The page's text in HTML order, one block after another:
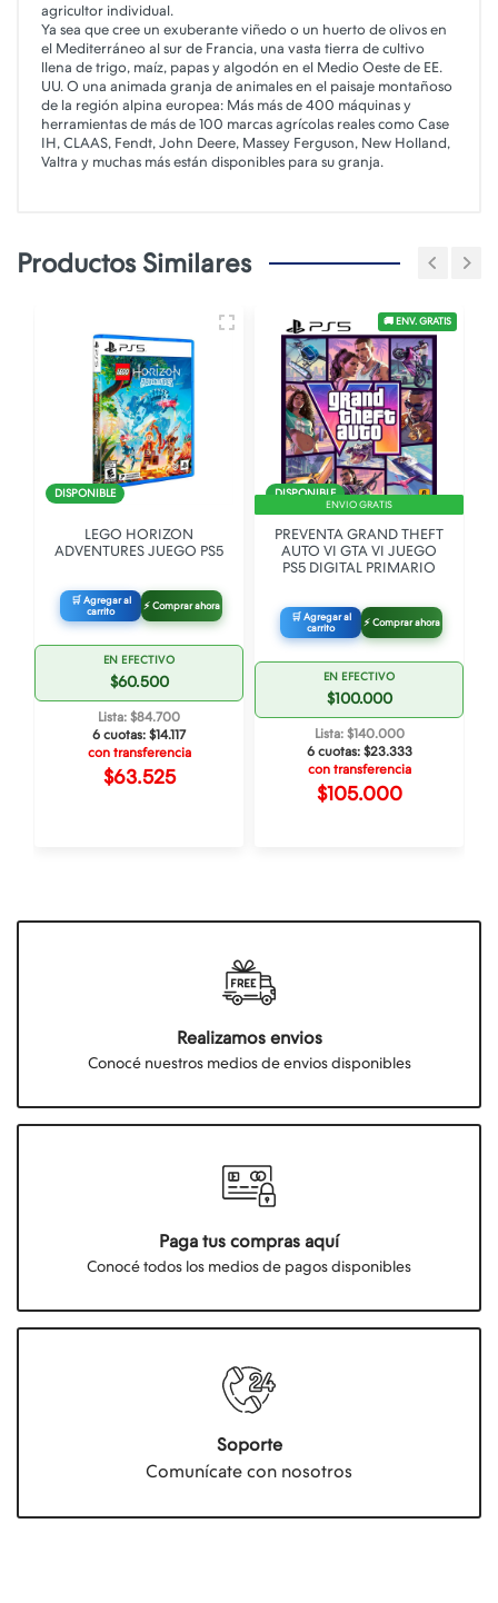
agricultor individual.
Ya sea que cree un exuberante viñedo o un huerto de olivos en
el Mediterráneo al sur de Francia, una vasta tierra de cultivo
llena de trigo, maíz, papas y algodón en el Medio Oeste de EE.
UU. O una animada granja de animales en el paisaje montañoso
de la región alpina europea: Más más de 400 máquinas y
herramientas de más de 100 marcas agrícolas reales como Case
IH, CLAAS, Fendt, John Deere, Massey Ferguson, New Holland,
Valtra y muchas más están disponibles para su granja.
Productos Similares
DISPONIBLE
LEGO HORIZON
ADVENTURES JUEGO PS5
🛒 Agregar al
carrito
⚡ Comprar ahora
EN EFECTIVO
$60.500
Lista: $84.700
6 cuotas: $14.117
con transferencia
$63.525
DISPONIBLE
ENVIO GRATIS
🚚 ENV. GRATIS
PREVENTA GRAND THEFT
AUTO VI GTA VI JUEGO
PS5 DIGITAL PRIMARIO
🛒 Agregar al
carrito
⚡ Comprar ahora
EN EFECTIVO
$100.000
Lista: $140.000
6 cuotas: $23.333
con transferencia
$105.000
Realizamos envios
Conocé nuestros medios de envios disponibles
Paga tus compras aquí
Conocé todos los medios de pagos disponibles
Soporte
Comunícate con nosotros